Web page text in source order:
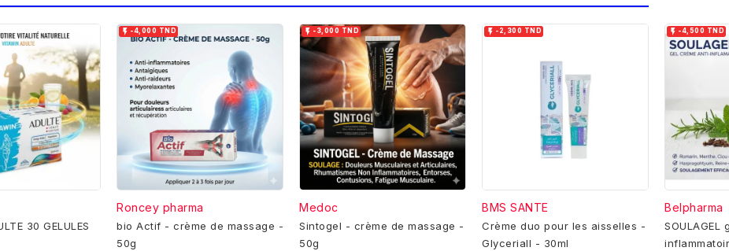
30 GELULES
 -4,000 TND
Roncey pharma
bio Actif - crème de massage -
50g
 -3,000 TND
Medoc
Sintogel - crème de massage -
50g
 -2,300 TND
BMS SANTE
Crème duo pour les aisselles -
Glyceriall - 30ml
 -4,500 TND
Belpharma